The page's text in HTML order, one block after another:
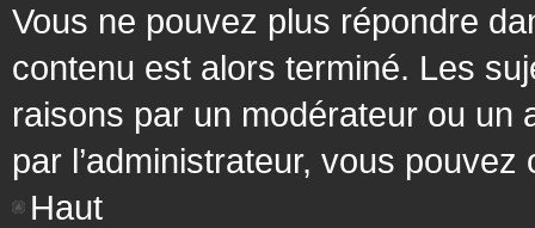
Vous ne pouvez plus répondre
contenu est alors terminé. Les
raisons par un modérateur ou un
par l’administrateur, vous
Haut